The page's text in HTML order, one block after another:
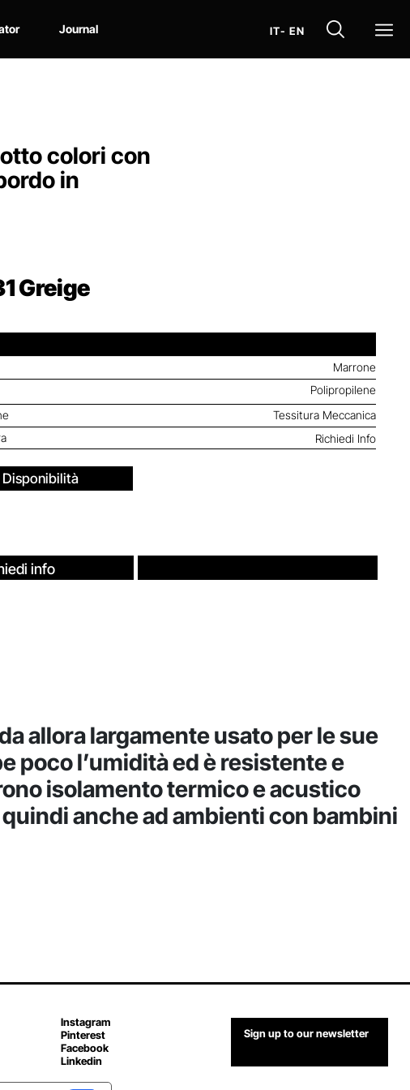
Journal IT- EN
colori con
in
Greige
Marrone
Polipropilene
Tessitura Meccanica
Richiedi Info
info
allora largamente usato per le sue
poco l’umidità ed è resistente e
isolamento termico e acustico
anche ad ambienti con bambini
Instagram
Pinterest
Facebook
Linkedin
Sign up to our newsletter